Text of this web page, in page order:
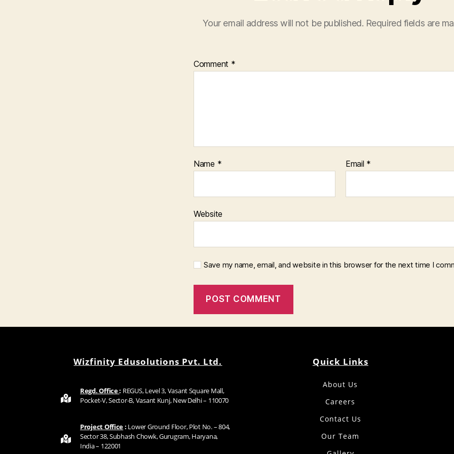
Your email address will not be published. Required fields are
Comment *
Name * Email *
Website
Save my name, email, and website in this browser for the next time I
Wizfinity Edusolutions Pvt. Ltd.
Regd. Office: REGUS, Level 3, Vasant Square Mall,
Pocket-V, Sector-B, Vasant Kunj, New Delhi – 110070
Project Office: Lower Ground Floor, Plot No. – 804,
Sector 38, Subhash Chowk, Gurugram, Haryana,
India – 122001
Quick Links
About Us
Careers
Contact Us
Our Team